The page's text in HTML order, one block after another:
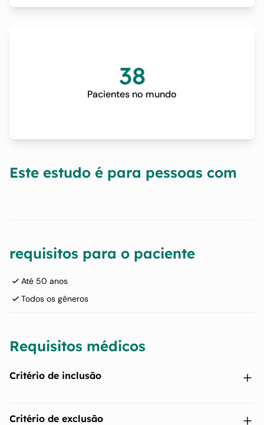
38
Pacientes no mundo
Este estudo é para pessoas com
requisitos para o paciente
Até 50 anos
Todos os gêneros
Requisitos médicos
Critério de inclusão
método contraceptivo mecânico ou definitivo sem
Critério de exclusão